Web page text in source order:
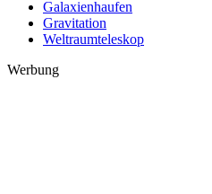
Galaxienhaufen
Gravitation
Weltraumteleskop
Werbung